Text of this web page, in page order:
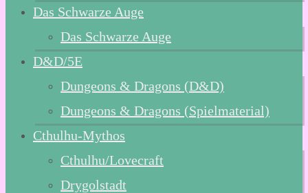
Das Schwarze Auge
Das Schwarze Auge
D&D/5E
Dungeons & Dragons (D&D)
Dungeons & Dragons (Spielmaterial)
Cthulhu-Mythos
Cthulhu/Lovecraft
Drygolstadt